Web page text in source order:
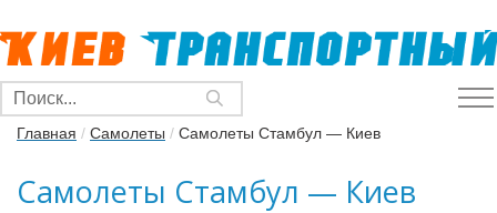
Главная / Самолеты / Самолеты Стамбул — Киев
Самолеты Стамбул — Киев